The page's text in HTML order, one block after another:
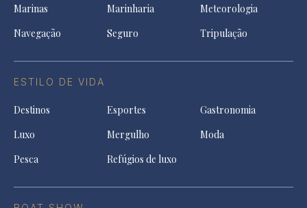
Marinas
Marinharia
Meteorologia
Navegação
Seguro Tripulação
ESTILO DE VIDA
Destinos Esportes
Gastronomia
Luxo
Mergulho
Moda
Pesca
Refúgios de luxo